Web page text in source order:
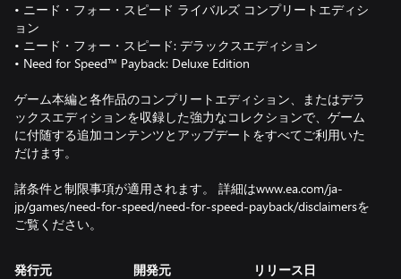
• ニード・フォー・スピード ライバルズ コンプリートエディシ
ョン
• ニード・フォー・スピード: デラックスエディション
• Need for Speed™ Payback: Deluxe Edition
ゲーム本編と各作品のコンプリートエディション、またはデラ
ックスエディションを収録した強力なコレクションで、ゲーム
に付随する追加コンテンツとアップデートをすべてご利用いた
だけます。
諸条件と制限事項が適用されます。 詳細はwww.ea.com/ja-
jp/games/need-for-speed/need-for-speed-payback/disclaimersを
ご覧ください。
発行元 開発元 リリース日